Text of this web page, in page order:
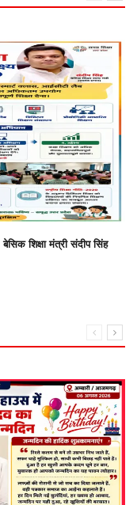
शिक्षा मंत्री संदीप सिंह